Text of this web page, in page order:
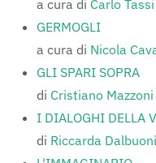
a cura di Carlo Tassi
GERMOGLI
a cura di Nicola
GLI SPARI SOPRA
di Cristiano Mazzoni
I DIALOGHI DELLA
di Riccarda Dalbuoni